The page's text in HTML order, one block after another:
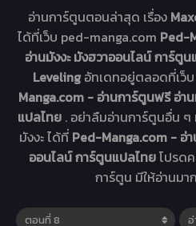
อ่านการ์ตูนตอนล่าสุด เรื่อง
ได้ที่เว็บ ped-manga.com Ped-
อ่านมังงะ มังฮวาออนไลน์ การ์ตู
Leveling อัทเดทอยู่ตลอดที่เว็
Manga.com - อ่านการ์ตูนฟรี อ่า
แปลไทย . อย่าลืมอ่านการ์ตูนอื่น
มังงะ ได้ที่ Ped-Manga.com - อ่
ออนไลน์ การ์ตูนแปลไทยโปรด
การ์ตูน มีให้อ่านมา